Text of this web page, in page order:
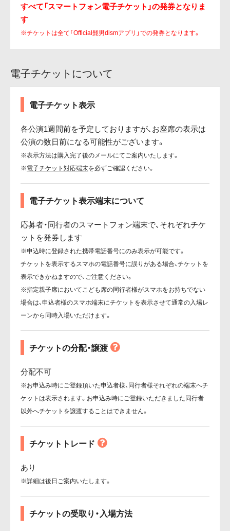
すべて「スマートフォン電子チケット」の発券となりま
す
※チケットは全て「Official髭男dismアプリ」での発券となります。
電子チケットについて
電子チケット表示
各公演1週間前を予定しておりますが、お座席の表示は
公演の数日前になる可能性がございます。
※表示方法は購入完了後のメールにてご案内いたします。
※電子チケット対応端末を必ずご確認ください。
電子チケット表示端末について
応募者・同行者のスマートフォン端末で、それぞれチケ
ットを発券します
※申込時に登録された携帯電話番号にのみ表示が可能です。
チケットを表示するスマホの電話番号に誤りがある場合、チケットを
表示できかねますので、ご注意ください。
※指定親子席においてこども席の同行者様がスマホをお持ちでない
場合は、申込者様のスマホ端末にチケットを表示させて通常の入場レ
ーンから同時入場いただけます。
チケットの分配・譲渡
分配不可
※お申込み時にご登録頂いた申込者様、同行者様それぞれの端末へチ
ケットは表示されます。お申込み時にご登録いただきました同行者
以外へチケットを譲渡することはできません。
チケットトレード
あり
※詳細は後日ご案内いたします。
チケットの受取り・入場方法